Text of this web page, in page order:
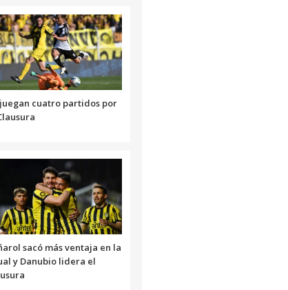
cuatro partidos por
sacó más ventaja en la
y Danubio lidera el